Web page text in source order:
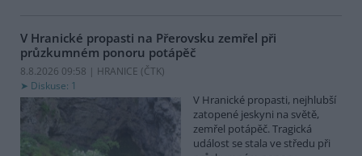
V Hranické propasti na Přerovsku zemřel při
průzkumném ponoru potápěč
8.8.2026 09:58 | HRANICE (ČTK)
Diskuse: 1
V Hranické propasti, nejhlubší
zatopené jeskyni na světě,
zemřel potápěč. Tragická
událost se stala ve středu při